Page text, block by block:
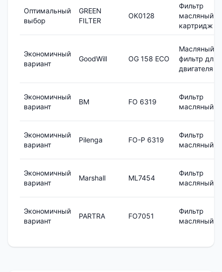
Оптимальный
выбор
GREEN
FILTER
OK0128
Фильтр
масляный,
картридж
Экономичный
вариант
GoodWill OG 158 ECO
Масляный
фильтр для
двигателя
Экономичный
вариант
BM FO 6319
Фильтр
масляный
Экономичный
вариант
Pilenga FO-P 6319
Фильтр
масляный
Экономичный
вариант
Marshall ML7454
Фильтр
масляный
Экономичный
вариант
PARTRA FO7051
Фильтр
масляный